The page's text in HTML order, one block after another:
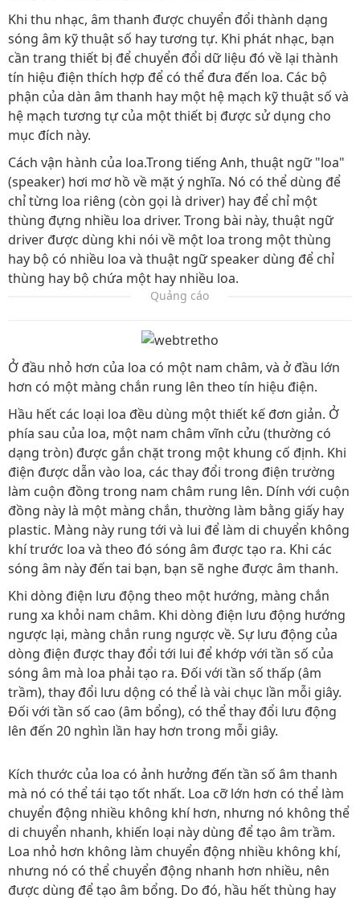
Khi thu nhạc, âm thanh được chuyển đổi thành dạng
sóng âm kỹ thuật số hay tương tự. Khi phát nhạc, bạn
cần trang thiết bị để chuyển đổi dữ liệu đó về lại thành
tín hiệu điện thích hợp để có thể đưa đến loa. Các bộ
phận của dàn âm thanh hay một hệ mạch kỹ thuật số và
hệ mạch tương tự của một thiết bị được sử dụng cho
mục đích này.
Cách vận hành của loa.Trong tiếng Anh, thuật ngữ "loa"
(speaker) hơi mơ hồ về mặt ý nghĩa. Nó có thể dùng để
chỉ từng loa riêng (còn gọi là driver) hay để chỉ một
thùng đựng nhiều loa driver. Trong bài này, thuật ngữ
driver được dùng khi nói về một loa trong một thùng
hay bộ có nhiều loa và thuật ngữ speaker dùng để chỉ
thùng hay bộ chứa một hay nhiều loa.
Quảng cáo
Ở đầu nhỏ hơn của loa có một nam châm, và ở đầu lớn
hơn có một màng chắn rung lên theo tín hiệu điện.
Hầu hết các loại loa đều dùng một thiết kế đơn giản. Ở
phía sau của loa, một nam châm vĩnh cửu (thường có
dạng tròn) được gắn chặt trong một khung cố định. Khi
điện được dẫn vào loa, các thay đổi trong điện trường
làm cuộn đồng trong nam châm rung lên. Dính với cuộn
đồng này là một màng chắn, thường làm bằng giấy hay
plastic. Màng này rung tới và lui để làm di chuyển không
khí trước loa và theo đó sóng âm được tạo ra. Khi các
sóng âm này đến tai bạn, bạn sẽ nghe được âm thanh.
Khi dòng điện lưu động theo một hướng, màng chắn
rung xa khỏi nam châm. Khi dòng điện lưu động hướng
ngược lại, màng chắn rung ngược về. Sự lưu động của
dòng điện được thay đổi tới lui để khớp với tần số của
sóng âm mà loa phải tạo ra. Đối với tần số thấp (âm
trầm), thay đổi lưu dộng có thể là vài chục lần mỗi giây.
Đối với tần số cao (âm bổng), có thể thay đổi lưu động
lên đến 20 nghìn lần hay hơn trong mỗi giây.
Kích thước của loa có ảnh hưởng đến tần số âm thanh
mà nó có thể tái tạo tốt nhất. Loa cỡ lớn hơn có thể làm
chuyển động nhiều không khí hơn, nhưng nó không thể
di chuyển nhanh, khiến loại này dùng để tạo âm trầm.
Loa nhỏ hơn không làm chuyển động nhiều không khí,
nhưng nó có thể chuyển động nhanh hơn nhiều, nên
được dùng để tạo âm bổng. Do đó, hầu hết thùng hay